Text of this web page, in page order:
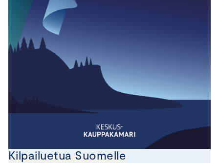
Kilpailuetua Suomelle